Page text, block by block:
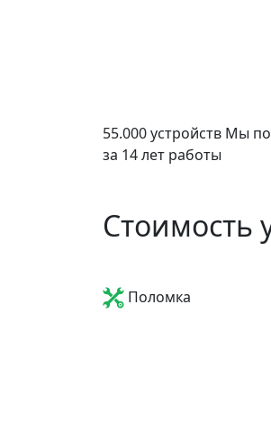
55.000 устройств Мы
за 14 лет работы
Стоимость
Поломка